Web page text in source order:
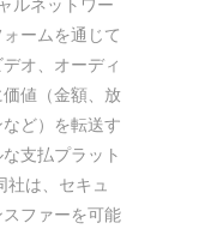
ルネットワー
ームを通じて
オ、オーディ
値（金額、放
ど）を転送す
支払プラット
社は、セキュ
ファーを可能